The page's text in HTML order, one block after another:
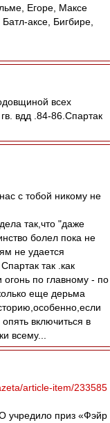
Егоре, Максе
аксе, Бигбире,
всех
вдд .84-86.Спартак
с тобой никому не
так,что "даже
болел пока не
не удается
так .как
огонь по главному - по
еще дерьма
включиться в
всему...
article-item/233585
учредило приз «Фэйр